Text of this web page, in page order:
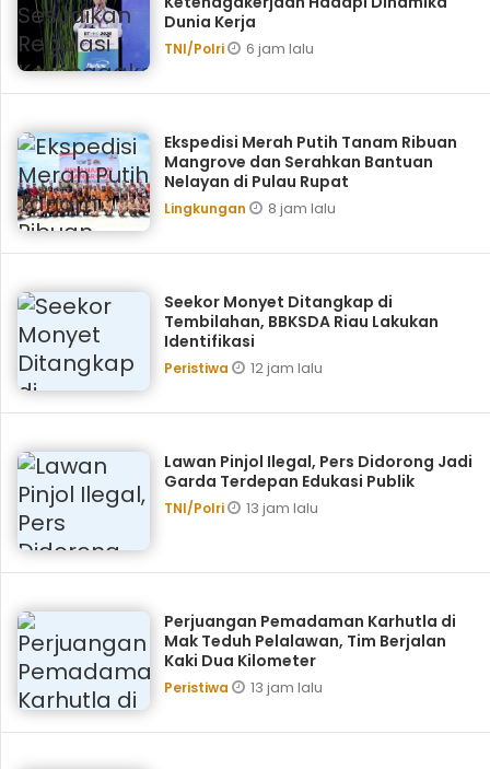
Dunia Kerja
TNI/Polri 6 jam lalu
Ekspedisi Merah Putih Tanam Ribuan
Mangrove dan Serahkan Bantuan
Nelayan di Pulau Rupat
Lingkungan 8 jam lalu
Seekor Monyet Ditangkap di
Tembilahan, BBKSDA Riau Lakukan
Identifikasi
Peristiwa 12 jam lalu
Lawan Pinjol Ilegal, Pers Didorong Jadi
Garda Terdepan Edukasi Publik
TNI/Polri 13 jam lalu
Perjuangan Pemadaman Karhutla di
Mak Teduh Pelalawan, Tim Berjalan
Kaki Dua Kilometer
Peristiwa 13 jam lalu